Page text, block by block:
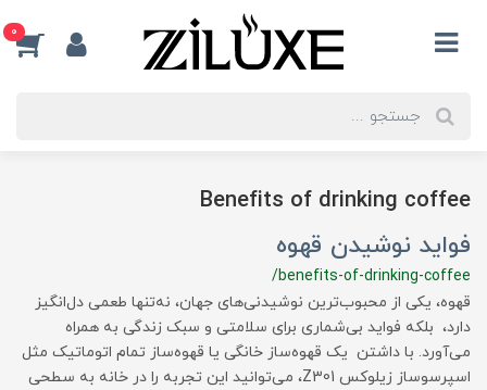
0
Benefits of drinking coffee
فواید نوشیدن قهوه
/benefits-of-drinking-coffee
قهوه، یکی از محبوب‌ترین نوشیدنی‌های جهان، نه‌تنها طعمی دل‌انگیز
دارد، بلکه فواید بی‌شماری برای سلامتی و سبک زندگی به همراه
می‌آورد. با داشتن یک قهوه‌ساز خانگی یا قهوه‌ساز تمام اتوماتیک مثل
اسپرسوساز زیلوکس Z301، می‌توانید این تجربه را در خانه به سطحی